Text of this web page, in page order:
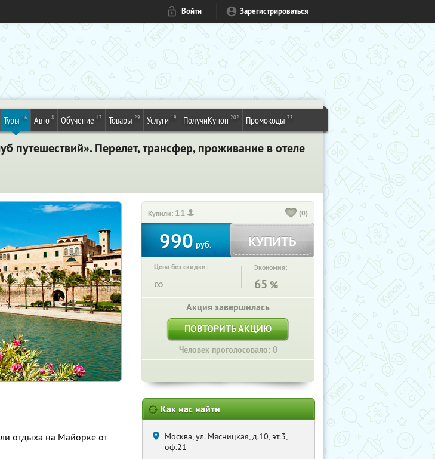
Войти Зарегистрироваться
Туры 16 Авто 8 Обучение 47 Товары 29 Услуги 19 ПолучиКупон 202 Промокоды 73
путешествий». Перелет, трансфер, проживание в отеле
Купили: 11 (0)
990 руб. КУПИТЬ
Цена без скидки:
∞
Экономия:
65 %
Акция завершилась
ПОВТОРИТЬ АКЦИЮ
Человек проголосовало: 0
отдыха на Майорке от
Как нас найти
Москва, ул. Мясницкая, д.10, эт.3,
оф.21